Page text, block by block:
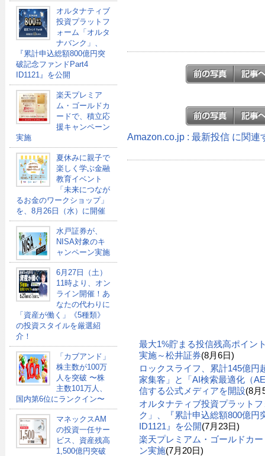
オルタナティブ
投資プラットフ
ォーム「オルタ
ナバンク」、
『累計申込総額800億円突
破記念ファンドPart4
ID1121』を公開
楽天プレミア
ム・ゴールドカ
ードで、積立応
援キャンペーン
実施
夏休みに親子で
楽しく学ぶ金融
教育イベント
「未来につなが
るお金のワークショップ」
を、8月26日（水）に開催
水戸証券が、
NISA対象のキ
ャンペーン実施
6月27日（土）
11時より、オン
ライン開催！あ
なたの代わりに
「資産が働く」《5種類》
の投資スタイルを厳選紹
介！
「カブアンド」
株主数が100万
人を突破 〜株
主数101万人、
国内第6位にランクイン〜
マネックスAM
の投資一任サー
ビス、資産残高
1,500億円突破
Amazon.co.jp : 最新投信 に関連
最大1%貯まる投信残高ポイン
実施～松井証券(8月6日)
ロックスライフ、累計145億円
家集客」と「AI検索最適化（
信する公式メディアを開設(8月
オルタナティブ投資プラット
ク」、『累計申込総額800億円
ID1121』を公開(7月23日)
楽天プレミアム・ゴールドカ
ン実施(7月20日)